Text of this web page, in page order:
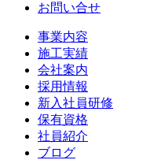
お問い合せ
事業内容
施工実績
会社案内
採用情報
新入社員研修
保有資格
社員紹介
ブログ